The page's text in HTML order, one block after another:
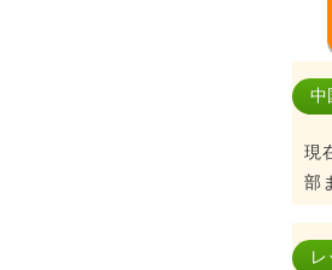
中
現
部